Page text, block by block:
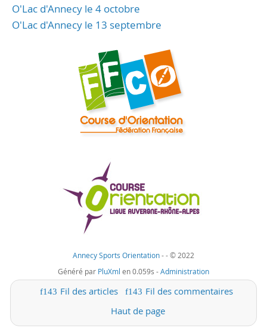
O'Lac d'Annecy le 4 octobre
O'Lac d'Annecy le 13 septembre
Annecy Sports Orientation-- © 2022
Généré par PluXml en 0.059s -Administration
Fil des articles
Fil des commentaires
Haut de page